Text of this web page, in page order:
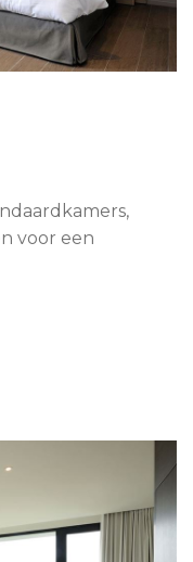
voor een